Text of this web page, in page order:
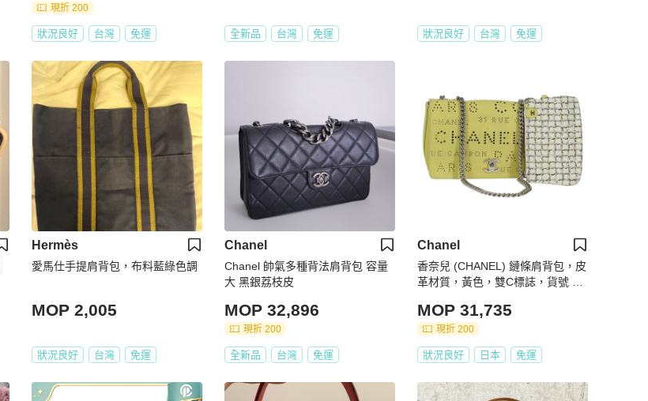
現折 200
狀況良好 台灣 免運 全新品 台灣 免運 狀況良好 台灣 免運
Hermès
愛馬仕手提肩背包，布料藍綠色調
MOP 2,005
狀況良好 台灣 免運
Chanel
Chanel 帥氣多種背法肩背包 容量
大 黑銀荔枝皮
MOP 32,896
現折 200
全新品 台灣 免運
Chanel
香奈兒 (CHANEL) 鏈條肩背包，皮
革材質，黃色，雙C標誌，貨號 13
MOP 31,735
現折 200
狀況良好 日本 免運